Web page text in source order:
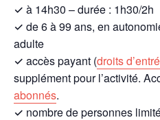
✓ à 14h30 – durée : 1h30/2h
✓ de 6 à 99 ans, en
adulte
✓ accès payant (droits
supplément pour l’activité.
abonnés.
✓ nombre de personnes